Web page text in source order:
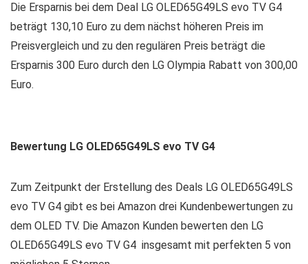
Die Ersparnis bei dem Deal LG OLED65G49LS evo TV G4
beträgt 130,10 Euro zu dem nächst höheren Preis im
Preisvergleich und zu den regulären Preis beträgt die
Ersparnis 300 Euro durch den LG Olympia Rabatt von 300,00
Euro.
Bewertung LG OLED65G49LS evo TV G4
Zum Zeitpunkt der Erstellung des Deals LG OLED65G49LS
evo TV G4 gibt es bei Amazon drei Kundenbewertungen zu
dem OLED TV. Die Amazon Kunden bewerten den LG
OLED65G49LS evo TV G4 insgesamt mit perfekten 5 von